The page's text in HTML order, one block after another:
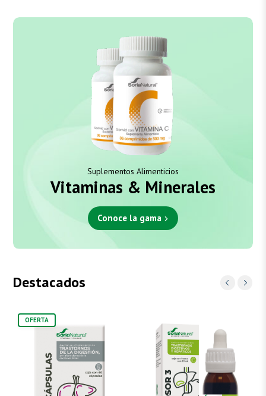
Suplementos Alimenticios
Vitaminas & Minerales
Conoce la gama
Destacados
OFERTA